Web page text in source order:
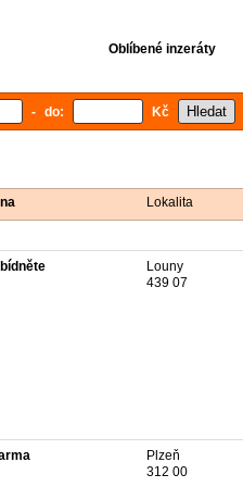
Oblíbené inzeráty
- do: Kč
Lokalita
Louny
439 07
Plzeň
312 00